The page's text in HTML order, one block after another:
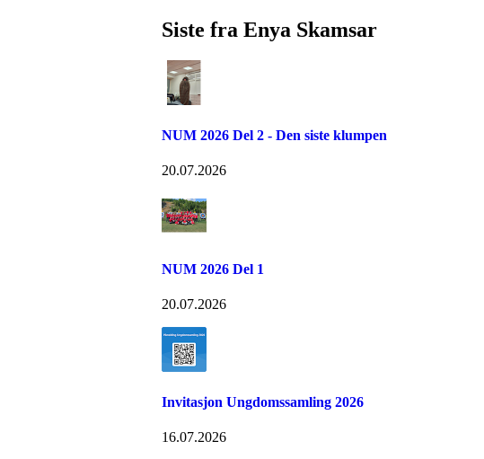
Siste fra Enya Skamsar
NUM 2026 Del 2 - Den siste klumpen
20.07.2026
NUM 2026 Del 1
20.07.2026
Invitasjon Ungdomssamling 2026
16.07.2026